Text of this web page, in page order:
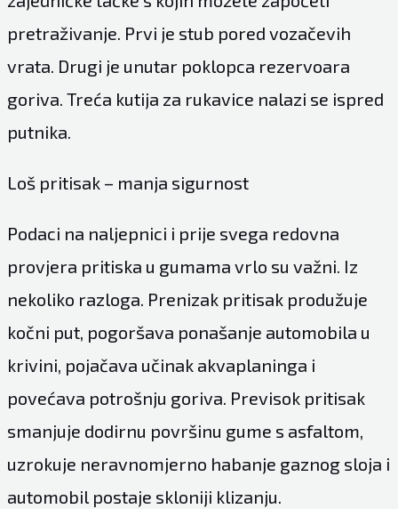
pretraživanje. Prvi je stub pored vozačevih
vrata. Drugi je unutar poklopca rezervoara
goriva. Treća kutija za rukavice nalazi se ispred
putnika.
Loš pritisak – manja sigurnost
Podaci na naljepnici i prije svega redovna
provjera pritiska u gumama vrlo su važni. Iz
nekoliko razloga. Prenizak pritisak produžuje
kočni put, pogoršava ponašanje automobila u
krivini, pojačava učinak akvaplaninga i
povećava potrošnju goriva. Previsok pritisak
smanjuje dodirnu površinu gume s asfaltom,
uzrokuje neravnomjerno habanje gaznog sloja i
automobil postaje skloniji klizanju.